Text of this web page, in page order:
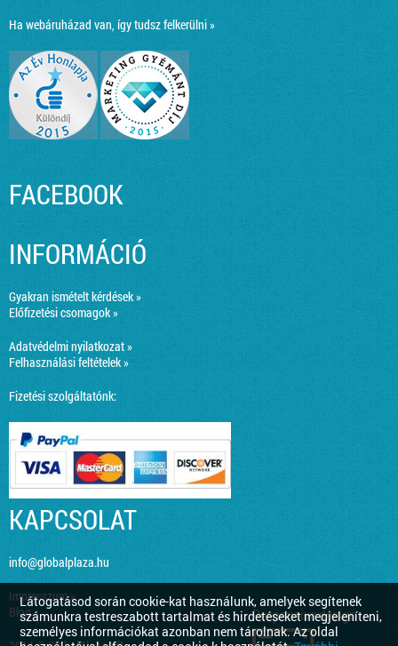
Látogatásod során cookie-kat használunk, amelyek segítenek
számunkra testreszabott tartalmat és hirdetéseket megjeleníteni,
személyes információkat azonban nem tárolnak. Az oldal
Ha webáruházad van, így tudsz felkerülni »
FACEBOOK
INFORMÁCIÓ
Gyakran ismételt kérdések »
Előfizetési csomagok »
Adatvédelmi nyilatkozat »
Felhasználási feltételek »
Fizetési szolgáltatónk:
KAPCSOLAT
info@globalplaza.hu
Impresszum »
Blog »
Responsive design